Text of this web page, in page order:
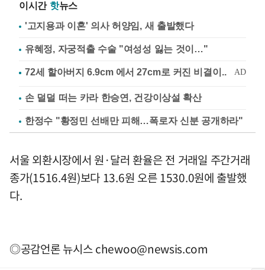
이시간 핫뉴스
'고지용과 이혼' 의사 허양임, 새 출발했다
유혜정, 자궁적출 수술 "여성성 잃는 것이…"
손 덜덜 떠는 카라 한승연, 건강이상설 확산
한정수 "황정민 선배만 피해…폭로자 신분 공개하라"
서울 외환시장에서 원·달러 환율은 전 거래일 주간거래
종가(1516.4원)보다 13.6원 오른 1530.0원에 출발했
다.
◎공감언론 뉴시스chewoo@newsis.com